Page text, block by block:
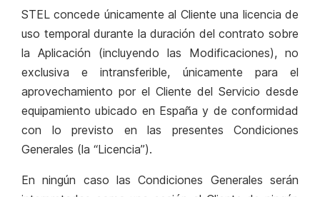
STEL concede únicamente al Cliente una licencia de
uso temporal durante la duración del contrato sobre
la Aplicación (incluyendo las Modificaciones), no
exclusiva e intransferible, únicamente para el
aprovechamiento por el Cliente del Servicio desde
equipamiento ubicado en España y de conformidad
con lo previsto en las presentes Condiciones
Generales (la “Licencia”).
En ningún caso las Condiciones Generales serán